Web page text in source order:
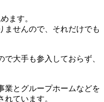
ます。
ませんので、それだけでも
大手も参入しておらず、
業とグループホームなどを
ています。